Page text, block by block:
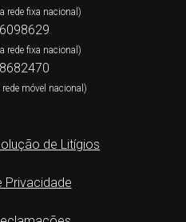
rede fixa nacional)
rede fixa nacional)
móvel nacional)
de Litígios
Privacidade